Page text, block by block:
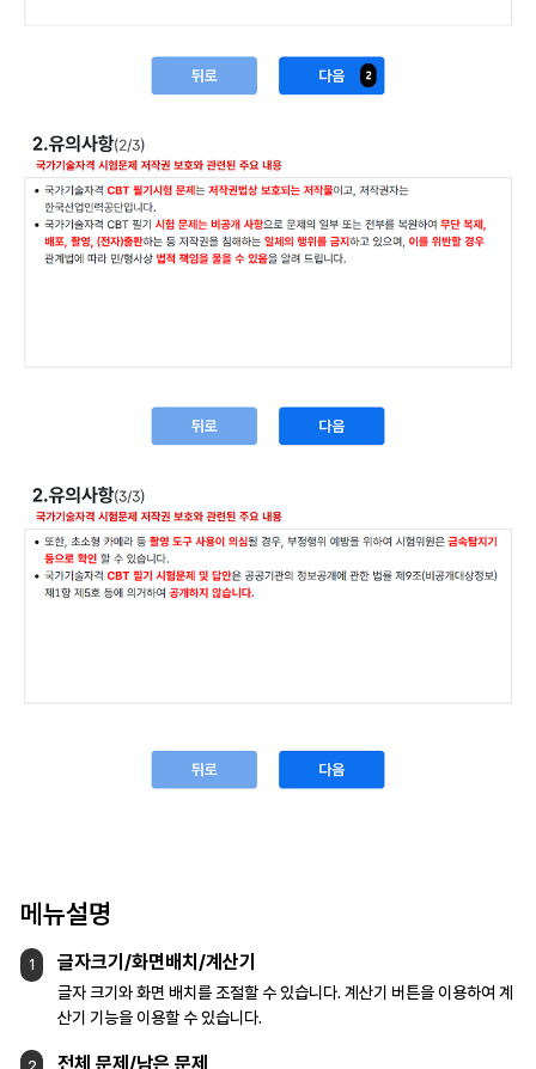
메뉴설명
1 글자크기/화면배치/계산기
글자 크기와 화면 배치를 조절할 수 있습니다.계산기 버튼을 이용하여 계
산기 기능을 이용할 수 있습니다.
전체 문제/남은 문제